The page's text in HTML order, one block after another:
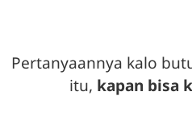
Pertanyaannya kalo
itu, kapan bisa